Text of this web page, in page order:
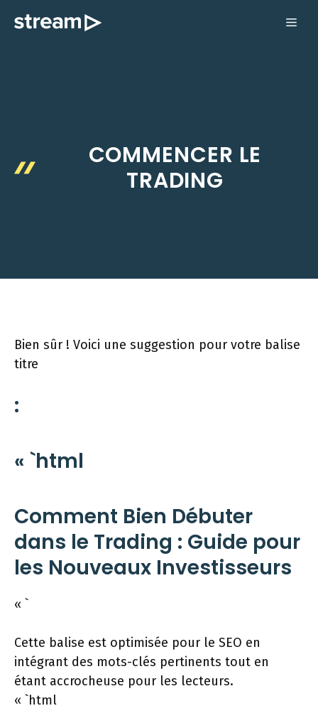
COMMENCER LE
TRADING
Bien sûr ! Voici une suggestion pour votre balise
titre
:
« `html
Comment Bien Débuter
dans le Trading : Guide pour
les Nouveaux Investisseurs
« `
Cette balise est optimisée pour le SEO en
intégrant des mots-clés pertinents tout en
étant accrocheuse pour les lecteurs.
« `html